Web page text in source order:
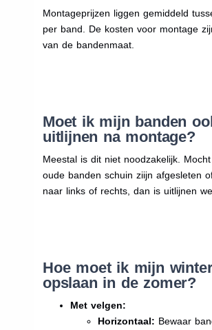
Montageprijzen liggen gemiddeld
per band. De kosten voor montage
van de bandenmaat.
Moet ik mijn banden
uitlijnen na montage?
Meestal is dit niet noodzakelijk.
oude banden schuin ziijn afgesleten
naar links of rechts, dan is uitlijnen
Hoe moet ik mijn
opslaan in de zomer?
Met velgen:
Horizontaal: Bewaar